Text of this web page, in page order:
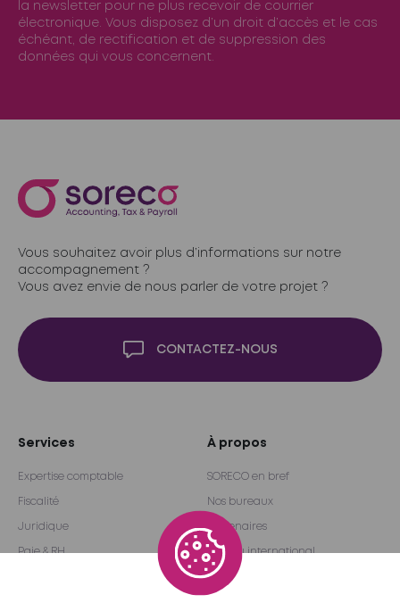
la newsletter pour ne plus recevoir de courrier
électronique. Vous disposez d’un droit d’accès et le cas
échéant, de rectification et de suppression des
données qui vous concernent.
Vous souhaitez avoir plus d’informations sur notre
accompagnement ?
Vous avez envie de nous parler de votre projet ?
CONTACTEZ-NOUS
Services
Expertise comptable
Fiscalité
Juridique
Paie & RH
À propos
SORECO en bref
Nos bureaux
Partenaires
Réseau international
Become a partner